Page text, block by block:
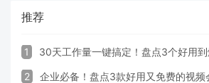
推荐
1 30天工作量一键搞定！盘点3个好用到
2 企业必备！盘点3款好用又免费的视频